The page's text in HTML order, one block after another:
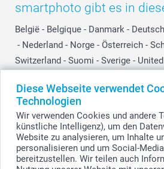
Diese Webseite verwendet
Technologien
Wir verwenden Cookies und andere
künstliche Intelligenz), um den
Website zu analysieren, um Inhalte
personalisieren und um Social-
bereitzustellen. Wir teilen auch
smartphoto gibt es in
België - Belgique - Danmark -
- Nederland - Norge - Österreich -
Switzerland - Suomi - Sverige -
Other Countries
© smartphoto Group. Alle
Alle Preise verstehen sich in EURO (€) inkl.